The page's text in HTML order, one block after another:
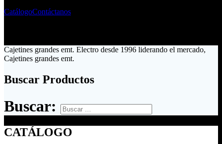
CatálogoContáctanos
Cajetines grandes emt. Electro desde 1996 liderando el mercado,
Cajetines grandes emt.
Buscar Productos
Buscar:
CATÁLOGO